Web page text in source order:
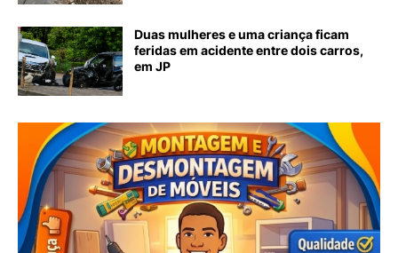
Duas mulheres e uma criança ficam
feridas em acidente entre dois carros,
em JP